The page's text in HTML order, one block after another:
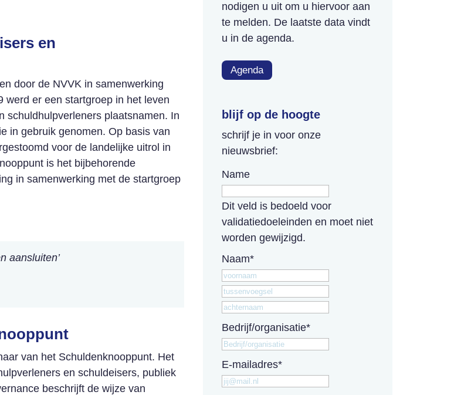
en
door de NVVK in samenwerking
werd er een startgroep in het leven
schuldhulpverleners plaatsnamen. In
in gebruik genomen. Op basis van
voor de landelijke uitrol in
is het bijbehorende
in samenwerking met de startgroep
aansluiten’
van het Schuldenknooppunt. Het
en schuldeisers, publiek
beschrijft de wijze van
nodigen u uit om u hiervoor aan
te melden. De laatste data vindt
u in de agenda.
Agenda
blijf op de hoogte
schrijf je in voor onze
nieuwsbrief:
Name
Dit veld is bedoeld voor
validatiedoeleinden en moet niet
worden gewijzigd.
Naam*
Bedrijf/organisatie*
E-mailadres*